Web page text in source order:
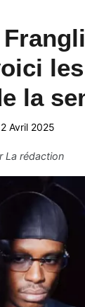
la
Avril 2025
La rédaction